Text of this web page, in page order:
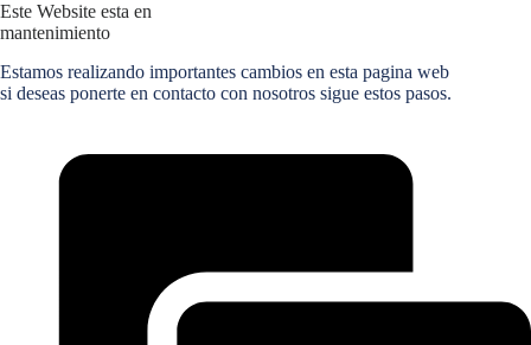
Este Website esta en
mantenimiento
Estamos realizando importantes cambios en esta pagina web
si deseas ponerte en contacto con nosotros sigue estos pasos.